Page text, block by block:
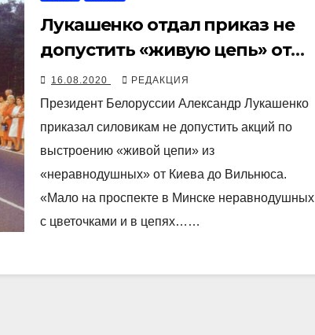
Лукашенко отдал приказ не
допустить «живую цепь» от
Киева до Вильнюса
16.08.2020 РЕДАКЦИЯ
Президент Белоруссии Александр Лукашенко
приказал силовикам не допустить акций по
выстроению «живой цепи» из
«неравнодушных» от Киева до Вильнюса.
«Мало на проспекте в Минске неравнодушных
с цветочками и в цепях……